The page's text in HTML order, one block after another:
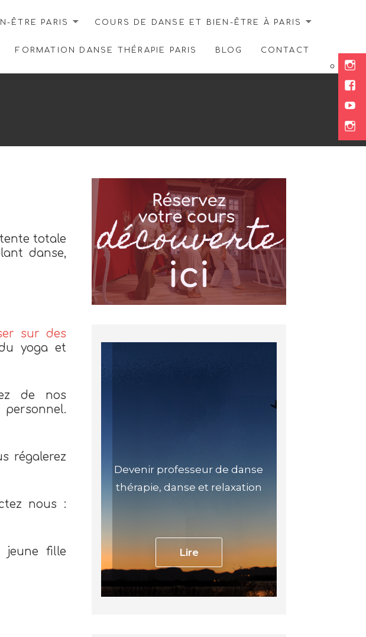
ÊTRE PARIS COURS DE DANSE ET BIEN-ÊTRE À PARIS
FORMATION DANSE THÉRAPIE PARIS BLOG CONTACT
totale
danse,
sur des
yoga et
de nos
régalerez
nous :
jeune fille
Devenir professeur de danse
thérapie, danse et relaxation
Lire